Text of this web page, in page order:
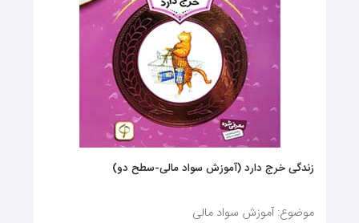
زندگی خرج دارد (آموزش سواد مالی-سطح دو)
موضوع: آموزش سواد مالی